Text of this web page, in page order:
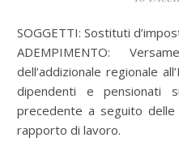
SOGGETTI: Sostituti
ADEMPIMENTO:
dell’addizionale regionale
dipendenti e pensionati
precedente a seguito
rapporto di lavoro.